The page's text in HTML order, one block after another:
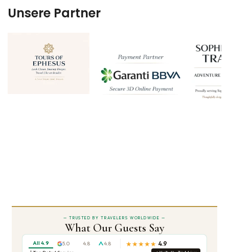
Unsere Partner